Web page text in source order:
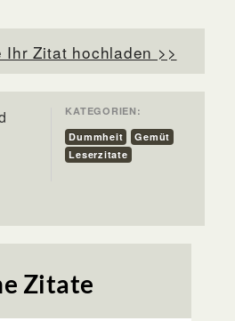
Zitat hochladen >>
KATEGORIEN:
Dummheit
Gemüt
Leserzitate